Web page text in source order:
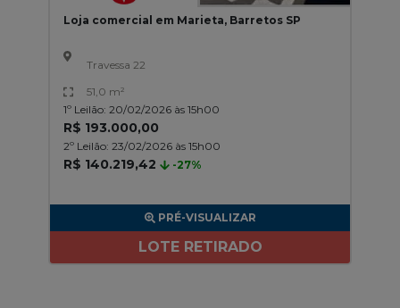
Loja comercial em Marieta, Barretos SP
Travessa 22
51,0 m²
1º Leilão: 20/02/2026 às 15h00
R$ 193.000,00
2º Leilão: 23/02/2026 às 15h00
R$ 140.219,42 -27%
PRÉ-VISUALIZAR
LOTE RETIRADO